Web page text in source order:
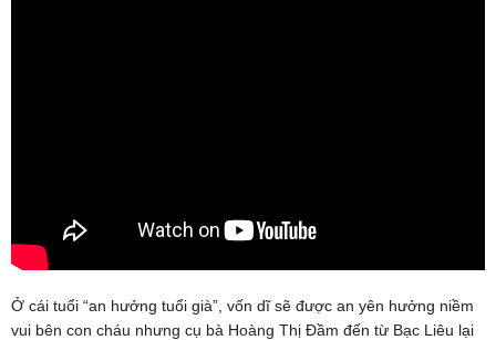
Ở cái tuổi “an hưởng tuổi già”, vốn dĩ sẽ được an yên hưởng niềm
vui bên con cháu nhưng cụ bà Hoàng Thị Đầm đến từ Bạc Liêu lại